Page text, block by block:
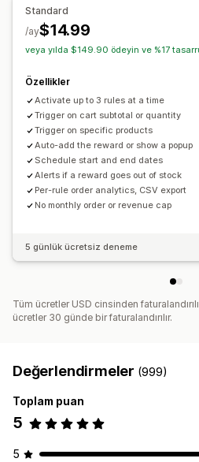
Ödeme sayfası özelleştirme
Otomatik indirimler
Para birimi dönüştürme
İndirim birleştirme
Standard
$14.99
/ay
veya yılda $149.90 ödeyin ve %17
Özellikler
Activate up to 3 rules at a time
Trigger on cart subtotal or quantity
Trigger on specific products
Auto-add the reward or show a popup
Schedule start and end dates
Alerts if a reward goes out of stock
Per-rule order analytics, CSV export
No monthly order or revenue cap
5 günlük ücretsiz deneme
Tüm ücretler USD cinsinden
ücretler 30 günde bir faturalandırılır.
Değerlendirmeler (999)
Toplam puan
5
5